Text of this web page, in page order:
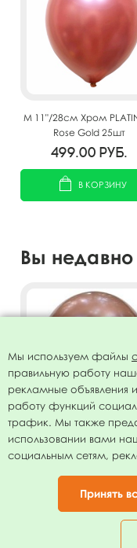
M 11"/28см Хром
Rose Gold 25шт
499.00 руб.
В КОРЗИНУ
Вы
Воздушный шар 12"/
Хром ROSE GOLD
318.00руб.
Мы используем файлы
правильную работу
рекламные объявления
работу функций
трафик. Мы также
использовании вами
социальным сетям,
Принять